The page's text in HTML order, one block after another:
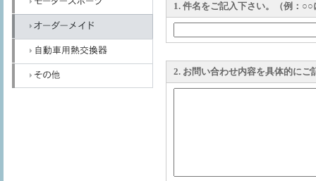
1. 件名をご記入下さい。（例：○○
2. お問い合わせ内容を具体的にご